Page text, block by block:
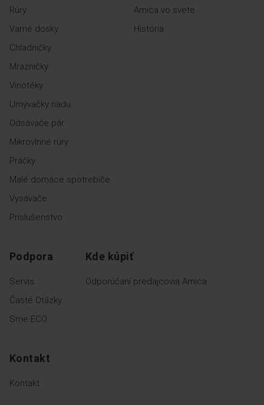
Rúry
Varné dosky
Chladničky
Mrazničky
Vinotéky
Umývačky riadu
Odsávače pár
Mikrovlnné rúry
Práčky
Malé domáce spotrebiče
Vysávače
Príslušenstvo
Amica vo svete
História
Podpora
Servis
Časté Otázky
Sme ECO
Kde kúpiť
Odporúčaní predajcovia Amica
Kontakt
Kontakt